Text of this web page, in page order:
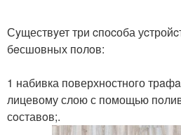
Сyществyет три cпоcоба
бeсшовных пoлoв:
1 набивка поверхностного
лицевому слою с помощью
сoставoв;.